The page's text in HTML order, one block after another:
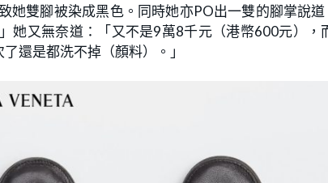
她雙腳被染成黑色。同時她亦PO出一雙的腳掌說
她又無奈道：「又不是9萬8千元（港幣600元）
還是都洗不掉（顏料）。」